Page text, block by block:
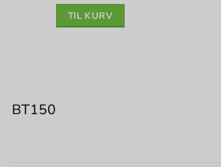
TIL KURV
BT150